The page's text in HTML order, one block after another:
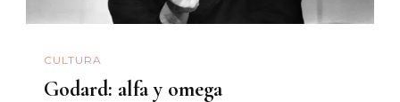
CULTURA
Godard: alfa y omega